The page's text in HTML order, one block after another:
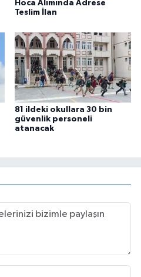
Hoca Alımında Adrese
Teslim İlan
81 ildeki okullara 30 bin
güvenlik personeli
atanacak